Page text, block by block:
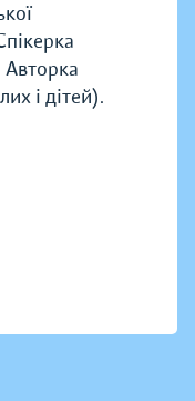
і дітей).